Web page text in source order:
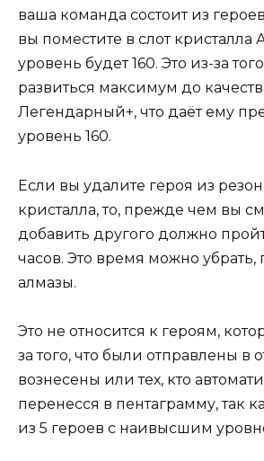
ваша команда состоит из
вы поместите в слот кристалла
уровень будет 160. Это из-за
развиться максимум до
Легендарный+, что даёт ему
уровень 160.
Если вы удалите героя из
кристалла, то, прежде чем вы
добавить другого должно
часов. Это время можно убрать,
алмазы.
Это не относится к героям,
за того, что были отправлены в
вознесены или тех, кто
перенесся в пентаграмму, так
из 5 героев с наивысшим